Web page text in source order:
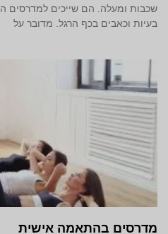
שכבות ומעלה. הם שייכים למדרסים
בעיות וכאבים בכף הרגל. מדובר על
מדרסים בהתאמה אישית